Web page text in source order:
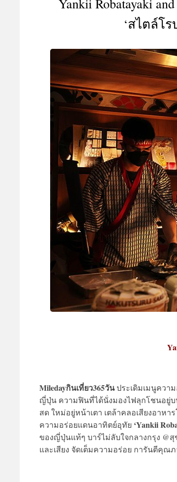
Yankii Robatayaki
‘สไตล์โ
Miledayกินเที่ยว365วันประเดิมเมนูควา
ญี่ปุ่น ความฟินที่ได้นั่งมองไฟลุกโชนอยู่บ
สด ใหม่อยู่หน้าเตา เตล้าคลอเสียงอาห
ความอร่อยแดนอาทิตย์อุทัย ‘Yankii
ของญี่ปุ่นแท้ๆ บาร์ไม่ลับใจกลางกรุง @
และเสียง จัดเต็มความอร่อย การันตีคุณ